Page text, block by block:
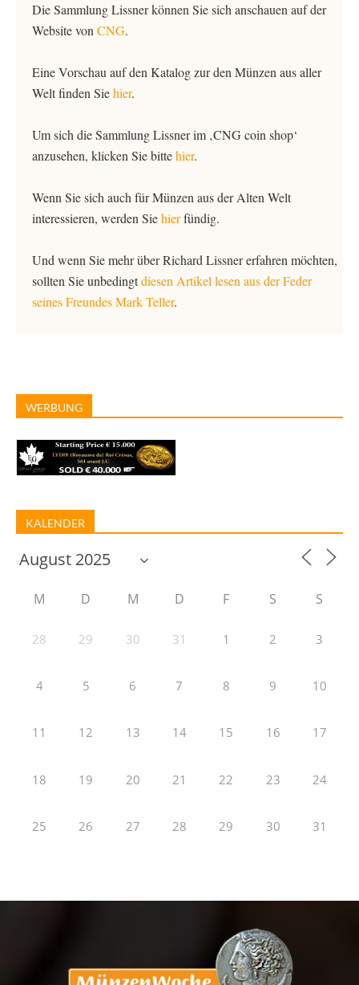
Die Sammlung Lissner können Sie sich anschauen auf der
Website von CNG.
Eine Vorschau auf den Katalog zur den Münzen aus aller
Welt finden Siehier.
Um sich die Sammlung Lissner im ‚CNG coin shop‘
anzusehen, klicken Sie bittehier.
Wenn Sie sich auch für Münzen aus der Alten Welt
interessieren, werden Siehierfündig.
Und wenn Sie mehr über Richard Lissner erfahren möchten,
sollten Sie unbedingtdiesen Artikel lesen aus der Feder
seines Freundes Mark Teller.
WERBUNG
KALENDER
M D M D F S S
28 29 30 31 1 2 3
4 5 6 7 8 9 10
11 12 13 14 15 16 17
18 19 20 21 22 23 24
25 26 27 28 29 30 31